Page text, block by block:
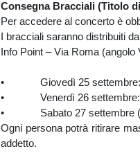
Consegna Bracciali (Titolo
Per accedere al concerto è
I bracciali saranno distribuiti
Info Point – Via Roma
• Giovedì 25 settembre:
• Venerdì 26 settembre:
• Sabato 27 settembre
Ogni persona potrà ritirare
addetto.